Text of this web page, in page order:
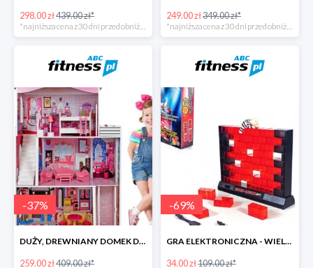
298.00 zł439.00 zł*
*najniższa cena z 30 dni przed obniżką
249.00 zł349.00 zł*
*najniższa cena z 30 dni przed obniżką
-37%
DUŻY, DREWNIANY DOMEK DLA LALEK Z AKCESORIAMI
259.00 zł409.00 zł*
-69%
GRA ELEKTRONICZNA - WIELKI SKOK
34.00 zł109.00 zł*